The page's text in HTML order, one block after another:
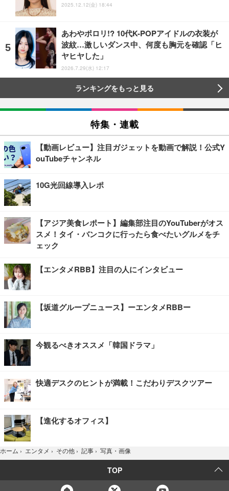
2025.12.12(金) 18:44
あわやポロリ!? 10代K-POPアイドルの衣装が
波紋…激しいダンス中、何度も胸元を確認「ヒ
ヤヒヤした」
2026.7.29(水) 12:17
ランキングをもっと見る
特集・連載
【動画レビュー】注目ガジェットを動画で解説！公式Y
ouTubeチャンネル
10G光回線導入レポ
【アジア美食レポート】編集部注目のYouTuberがオス
スメ！タイ・バンコクに行ったら食べたいグルメをチ
ェック
【エンタメRBB】注目の人にインタビュー
【坂道グループニュース】ーエンタメRBBー
今観るべきオススメ「韓国ドラマ」
快適デスクのヒントが満載！こだわりデスクツアー
【進化するオフィス】
ホーム › エンタメ › その他 › 記事 › 写真・画像
TOP